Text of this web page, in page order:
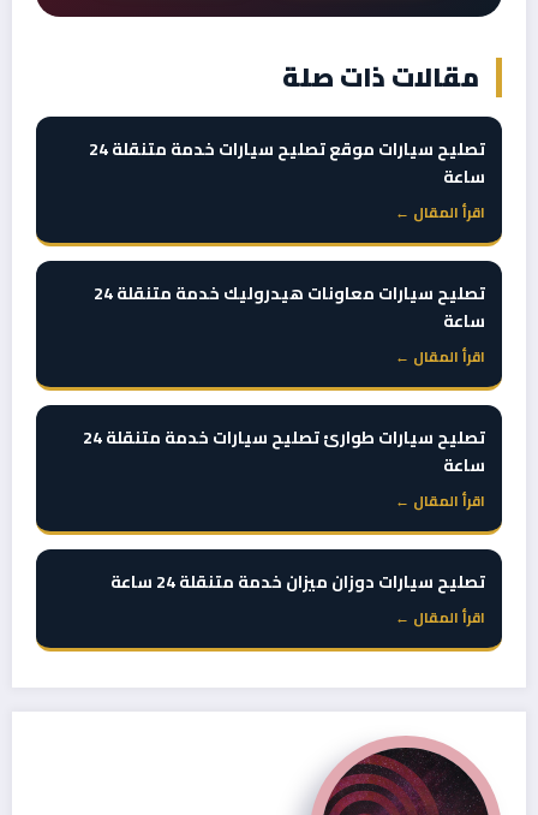
مقالات ذات صلة
تصليح سيارات موقع تصليح سيارات خدمة متنقلة 24
ساعة
اقرأ المقال ←
تصليح سيارات معاونات هيدروليك خدمة متنقلة 24
ساعة
اقرأ المقال ←
تصليح سيارات طوارئ تصليح سيارات خدمة متنقلة 24
ساعة
اقرأ المقال ←
تصليح سيارات دوزان ميزان خدمة متنقلة 24 ساعة
اقرأ المقال ←